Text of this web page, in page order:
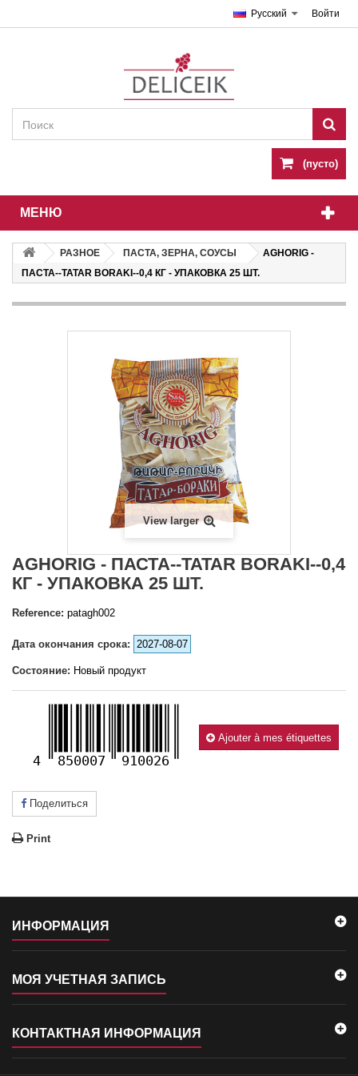
Войти
Русский
(пусто)
МЕНЮ
РАЗНОЕ ПАСТА, ЗЕРНА, СОУСЫ
AGHORIG -
ПАСТА--TATAR BORAKI--0,4 КГ - УПАКОВКА 25 ШТ.
View larger
AGHORIG - ПАСТА--TATAR BORAKI--0,4
КГ - УПАКОВКА 25 ШТ.
Reference: patagh002
Дата окончания срока: 2027-08-07
Состояние: Новый продукт
4 850007 910026
Ajouter à mes étiquettes
Поделиться
Print
ИНФОРМАЦИЯ
МОЯ УЧЕТНАЯ ЗАПИСЬ
КОНТАКТНАЯ ИНФОРМАЦИЯ